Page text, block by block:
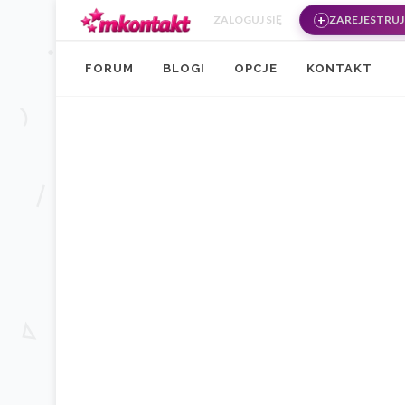
ZALOGUJ SIĘ
FORUM BLOGI OPCJE KONTAKT